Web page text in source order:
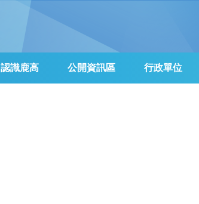
認識鹿高 公開資訊區 行政單位